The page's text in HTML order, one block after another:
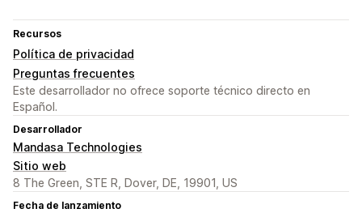
Recursos
Política de privacidad
Preguntas frecuentes
Este desarrollador no ofrece soporte técnico directo en
Español.
Desarrollador
Mandasa Technologies
Sitio web
8 The Green, STE R, Dover, DE, 19901, US
Fecha de lanzamiento